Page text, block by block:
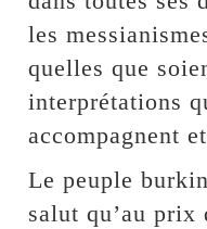
les
quelles que
interprétations
accompagnent
Le peuple
salut qu’au prix